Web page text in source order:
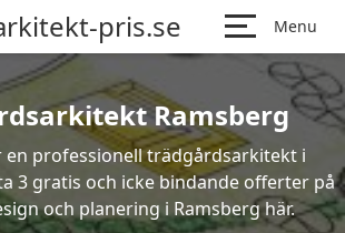
pris.se Menu
Ramsberg
en professionell trädgårdsarkitekt i
3 gratis och icke bindande offerter på
och planering i Ramsberg här.